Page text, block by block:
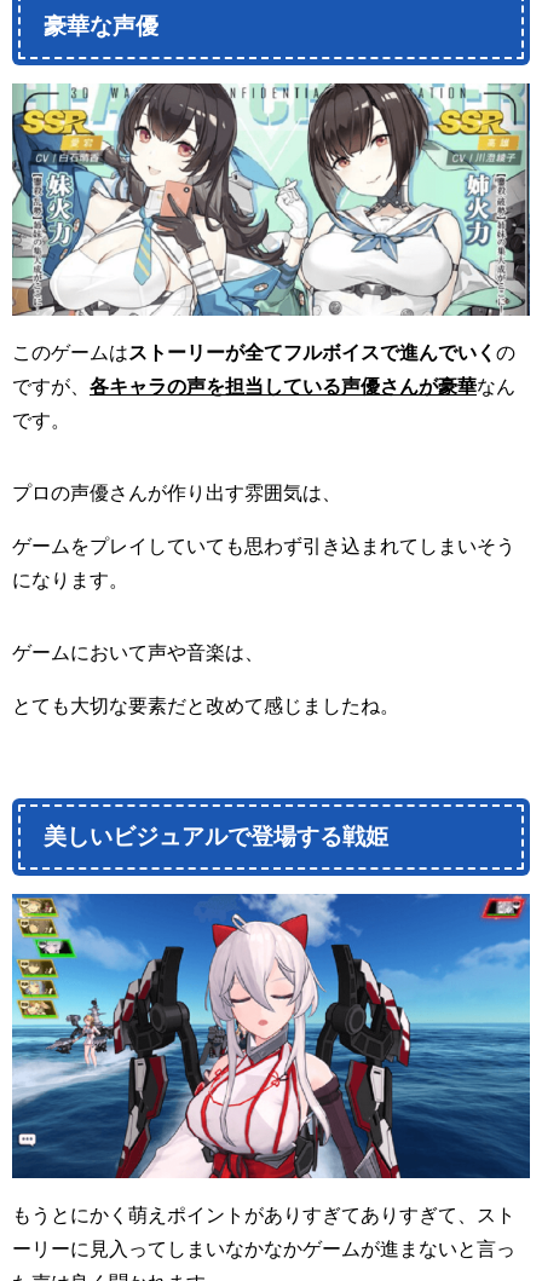
豪華な声優
このゲームはストーリーが全てフルボイスで進んでいく の
ですが、 各キャラの声を担当している声優さんが豪華なん
です。
プロの声優さんが作り出す雰囲気は、
ゲームをプレイしていても思わず引き込まれてしまいそう
になります。
ゲームにおいて声や音楽は、
とても大切な要素だと改めて感じましたね。
美しいビジュアルで登場する戦姫
もうとにかく萌えポイントがありすぎてありすぎて、スト
ーリーに見入ってしまいなかなかゲームが進まないと言っ